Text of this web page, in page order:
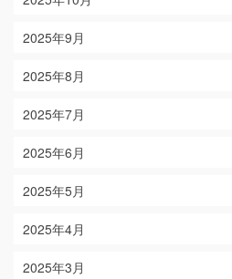
2025年9月
2025年8月
2025年7月
2025年6月
2025年5月
2025年4月
2025年3月